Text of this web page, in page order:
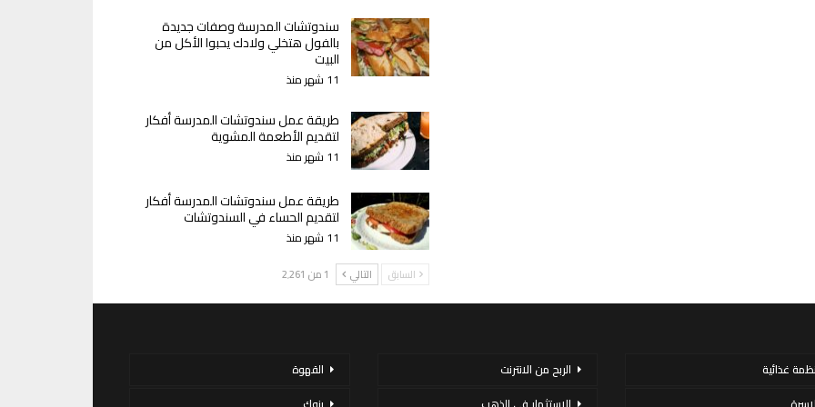
سندوتشات المدرسة وصفات جديدة
بالفول هتخلي ولادك يحبوا الأكل من
البيت
11 شهر منذ
طريقة عمل سندوتشات المدرسة أفكار
لتقديم الأطعمة المشوية
11 شهر منذ
طريقة عمل سندوتشات المدرسة أفكار
لتقديم الحساء في السندوتشات
11 شهر منذ
السابق التالي 1 من 2٬261
غذائية
الربح من الانترنت
القهوة